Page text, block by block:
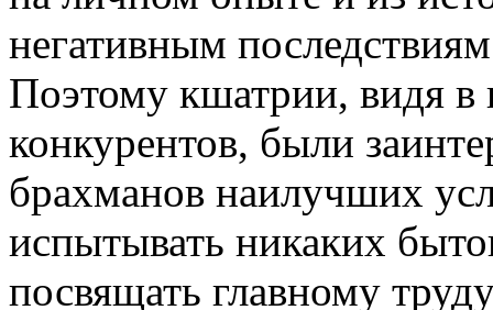
негативным
Поэтому кшатрии, видя
конкурентов, были
брахманов наилучших
испытывать никаких
посвящать главному